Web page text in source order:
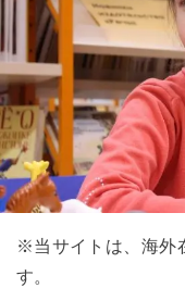
※当サイトは、海外
す。